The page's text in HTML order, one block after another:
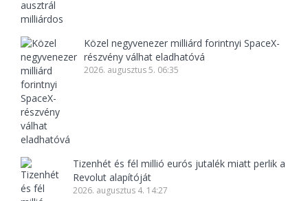
Közel negyvenezer milliárd forintnyi SpaceX-
részvény válhat eladhatóvá
2026. augusztus 5. 06:35
Tizenhét és fél millió eurós jutalék miatt perlik a
Revolut alapítóját
2026. augusztus 4. 14:27